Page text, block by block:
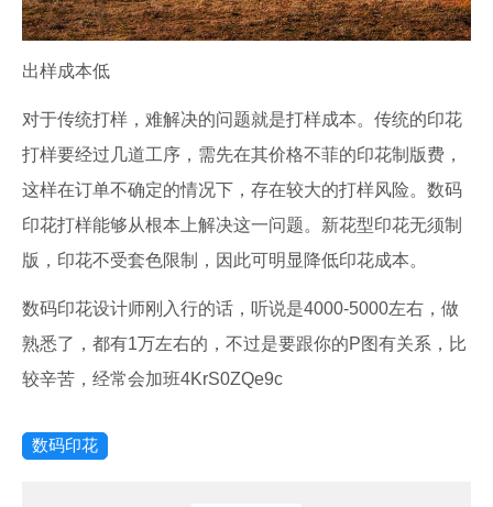
出样成本低
对于传统打样，难解决的问题就是打样成本。传统的印花
打样要经过几道工序，需先在其价格不菲的印花制版费，
这样在订单不确定的情况下，存在较大的打样风险。数码
印花打样能够从根本上解决这一问题。新花型印花无须制
版，印花不受套色限制，因此可明显降低印花成本。
数码印花设计师刚入行的话，听说是4000-5000左右，做
熟悉了，都有1万左右的，不过是要跟你的P图有关系，比
较辛苦，经常会加班4KrS0ZQe9c
数码印花